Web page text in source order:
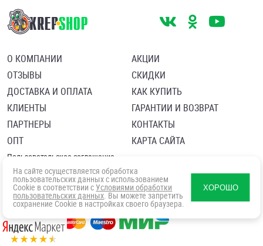
О КОМПАНИИ
ОТЗЫВЫ
ДОСТАВКА И ОПЛАТА
КЛИЕНТЫ
ПАРТНЕРЫ
ОПТ
АКЦИИ
СКИДКИ
КАК КУПИТЬ
ГАРАНТИИ И ВОЗВРАТ
КОНТАКТЫ
КАРТА САЙТА
Пользовательское соглашение
Политика в отношении обработки персональных данных
Согласие посетителя сайта на обработку персональных данны
На сайте осуществляется обработка
пользовательских данных с использованием
Cookie в соответствии с Условиями обработки
пользовательских данных. Вы можете запретить
сохранение Cookie в настройках своего браузера.
ХОРОШО